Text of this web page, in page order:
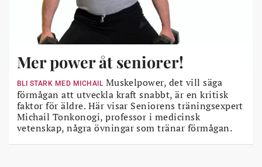
Mer power åt seniorer!
BLI STARK MED MICHAILMuskelpower, det vill säga
förmågan att utveckla kraft snabbt, är en kritisk
faktor för äldre. Här visar Seniorens träningsexpert
Michail Tonkonogi, professor i medicinsk
vetenskap, några övningar som tränar förmågan.